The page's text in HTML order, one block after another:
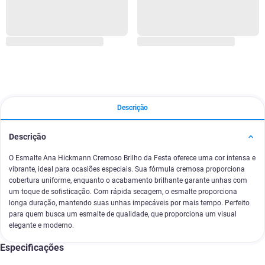
Descrição
Descrição
O Esmalte Ana Hickmann Cremoso Brilho da Festa oferece uma cor intensa e
vibrante, ideal para ocasiões especiais. Sua fórmula cremosa proporciona
cobertura uniforme, enquanto o acabamento brilhante garante unhas com
um toque de sofisticação. Com rápida secagem, o esmalte proporciona
longa duração, mantendo suas unhas impecáveis por mais tempo. Perfeito
para quem busca um esmalte de qualidade, que proporciona um visual
elegante e moderno.
Especificações